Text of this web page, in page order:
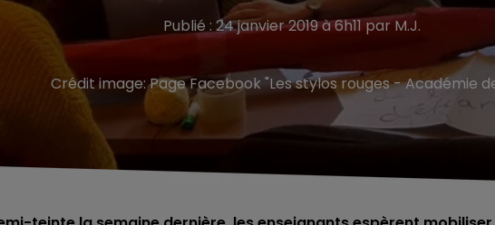
Publié : 24 janvier 2019 à 6h11 par M.J.
Crédit image:Page Facebook "Les stylos rouges - Académie